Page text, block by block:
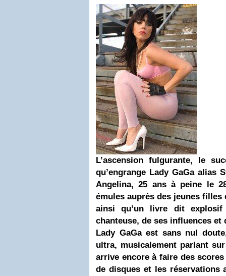
L’ascension fulgurante, le
qu’engrange Lady GaGaalias
Angelina, 25 ans à peine le
émules auprès des jeunes filles
ainsi qu’un livre dit
chanteuse, de ses influences
Lady GaGa est sans nul
ultra, musicalement parlant
arrive encore à faire des
de disques et les réservations